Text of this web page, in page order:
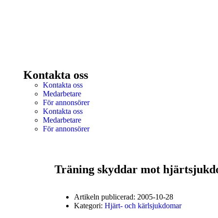
Kontakta oss
Kontakta oss
Medarbetare
För annonsörer
Kontakta oss
Medarbetare
För annonsörer
Träning skyddar mot
Artikeln publicerad: 2005-10-28
Kategori: Hjärt- och kärlsjukdomar